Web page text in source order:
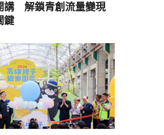
講 解鎖青創流量變現
鍵